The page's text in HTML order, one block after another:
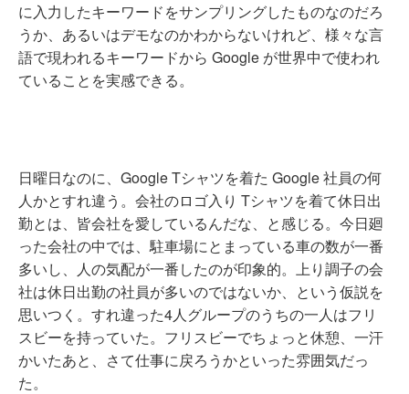
に入力したキーワードをサンプリングしたものなのだろ
うか、あるいはデモなのかわからないけれど、様々な言
語で現われるキーワードから Google が世界中で使われ
ていることを実感できる。
日曜日なのに、Google Tシャツを着た Google 社員の何
人かとすれ違う。会社のロゴ入り Tシャツを着て休日出
勤とは、皆会社を愛しているんだな、と感じる。今日廻
った会社の中では、駐車場にとまっている車の数が一番
多いし、人の気配が一番したのが印象的。上り調子の会
社は休日出勤の社員が多いのではないか、という仮説を
思いつく。すれ違った4人グループのうちの一人はフリ
スビーを持っていた。フリスビーでちょっと休憩、一汗
かいたあと、さて仕事に戻ろうかといった雰囲気だっ
た。